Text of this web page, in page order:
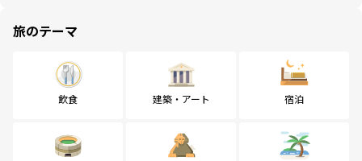
旅のテーマ
飲食 建築・アート 宿泊